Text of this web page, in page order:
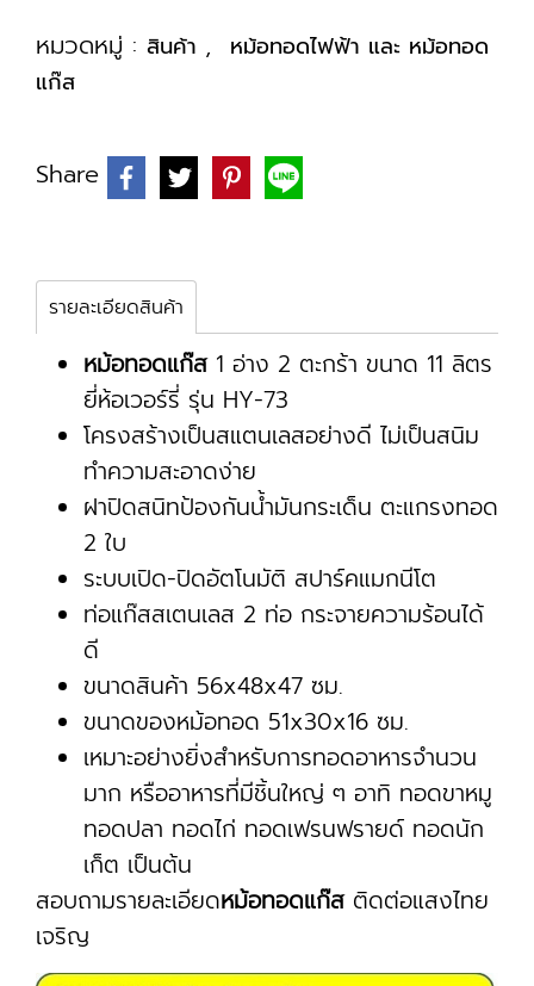
หมวดหมู่ : สินค้า ,
หม้อทอดไฟฟ้า และ หม้อทอด
แก๊ส
Share
รายละเอียดสินค้า
หม้อทอดแก๊ส1 อ่าง 2 ตะกร้า ขนาด 11 ลิตร
ยี่ห้อเวอร์รี่ รุ่น HY-73
โครงสร้างเป็นสแตนเลสอย่างดี ไม่เป็นสนิม
ทำความสะอาดง่าย
ฝาปิดสนิทป้องกันน้ำมันกระเด็น ตะแกรงทอด
2 ใบ
ระบบเปิด-ปิดอัตโนมัติ สปาร์คแมกนีโต
ท่อแก๊สสเตนเลส 2 ท่อ กระจายความร้อนได้
ดี
ขนาดสินค้า 56x48x47 ซม.
ขนาดของหม้อทอด 51x30x16 ซม.
เหมาะอย่างยิ่งสำหรับการทอดอาหารจำนวน
มาก หรืออาหารที่มีชิ้นใหญ่ ๆ อาทิ ทอดขาหมู
ทอดปลา ทอดไก่ ทอดเฟรนฟรายด์ ทอดนัก
เก็ต เป็นต้น
สอบถามรายละเอียดหม้อทอดแก๊ส ติดต่อแสงไทย
เจริญ